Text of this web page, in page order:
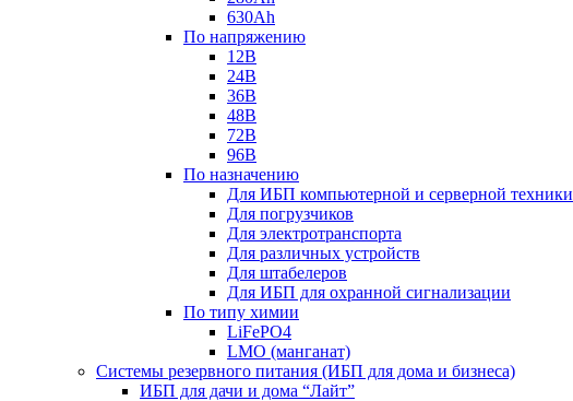
630Ah
По напряжению
12В
24В
36В
48В
72В
96В
По назначению
Для ИБП компьютерной и серверной техники
Для погрузчиков
Для электротранспорта
Для различных устройств
Для штабелеров
Для ИБП для охранной сигнализации
По типу химии
LiFePO4
LMO (манганат)
Системы резервного питания (ИБП для дома и бизнеса)
ИБП для дачи и дома “Лайт”